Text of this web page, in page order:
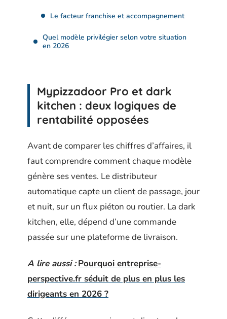
Le facteur franchise et accompagnement
Quel modèle privilégier selon votre situation
en 2026
Mypizzadoor Pro et dark
kitchen : deux logiques de
rentabilité opposées
Avant de comparer les chiffres d’affaires, il
faut comprendre comment chaque modèle
génère ses ventes. Le distributeur
automatique capte un client de passage, jour
et nuit, sur un flux piéton ou routier. La dark
kitchen, elle, dépend d’une commande
passée sur une plateforme de livraison.
A lire aussi : Pourquoi entreprise-
perspective.fr séduit de plus en plus les
dirigeants en 2026 ?